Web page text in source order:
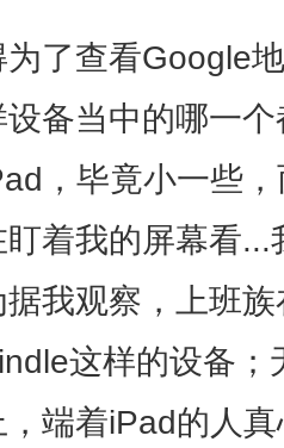
了查看Google
备当中的哪一
，毕竟小一些
着我的屏幕看
据我观察，上班
这样的设备
，端着iPad的人